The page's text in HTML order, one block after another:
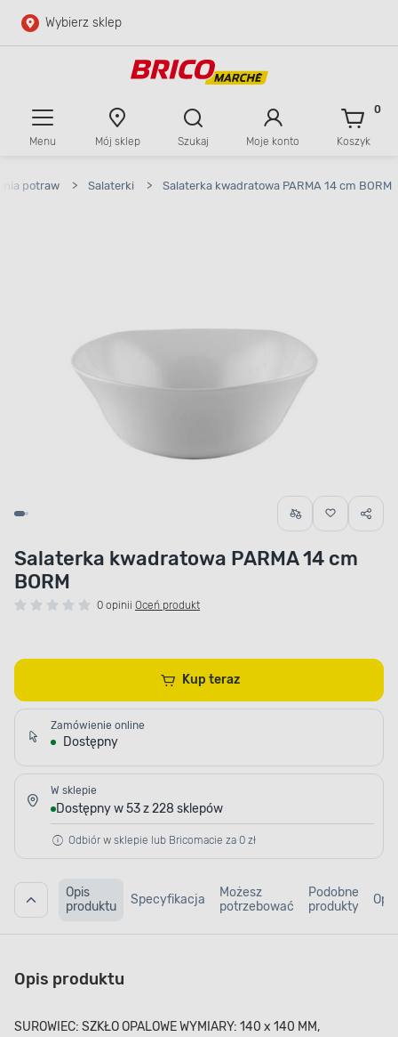
Przejdź do głównej zawartości
Wybierz sklep
Menu Mój sklep Szukaj Moje konto Koszyk
0
potraw > Salaterki > Salaterka kwadratowa PARMA 14 cm BORM
Salaterka kwadratowa PARMA 14 cm
BORM
0 opinii Oceń produkt
Kup teraz
Zamówienie online
Dostępny
W sklepie
Dostępny w 53 z 228 sklepów
Odbiór w sklepie lub Bricomacie za 0 zł
Opis
produktu
Specyfikacja
Możesz
potrzebować
Podobne
produkty
Opis produktu
SUROWIEC: SZKŁO OPALOWE WYMIARY: 140 x 140 MM,